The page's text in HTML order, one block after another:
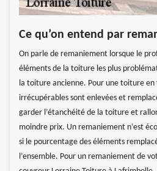
Ce qu’on entend par
On parle de remaniement lorsque le
éléments de la toiture les plus
la toiture ancienne. Pour une toiture en
irrécupérables sont enlevées et
garder l’étanchéité de la toiture et
moindre prix. Un remaniement n’est
si le pourcentage des éléments
l’ensemble. Pour un remaniement de